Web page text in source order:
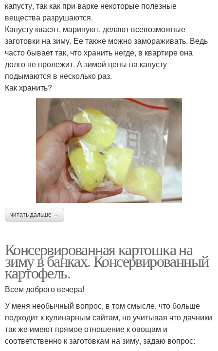
капусту, так как при варке некоторые полезные
вещества разрушаются.
Капусту квасят, маринуют, делают всевозможные
заготовки на зиму. Ее также можно замораживать. Ведь
часто бывает так, что хранить негде, в квартире она
долго не пролежит. А зимой цены на капусту
подымаются в несколько раз.
Как хранить?
читать дальше →
Консервированная картошка на
зиму в банках. Консервированный
картофель.
Всем доброго вечера!
У меня необычный вопрос, в том смысле, что больше
подходит к кулинарным сайтам, но учитывая что дачники
так же имеют прямое отношение к овощам и
соответственно к заготовкам на зиму, задаю вопрос: